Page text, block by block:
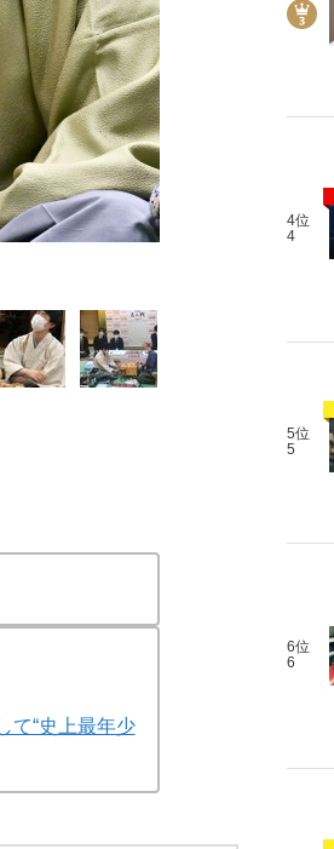
て“史上最年少
4位
4
5位
5
6位
6